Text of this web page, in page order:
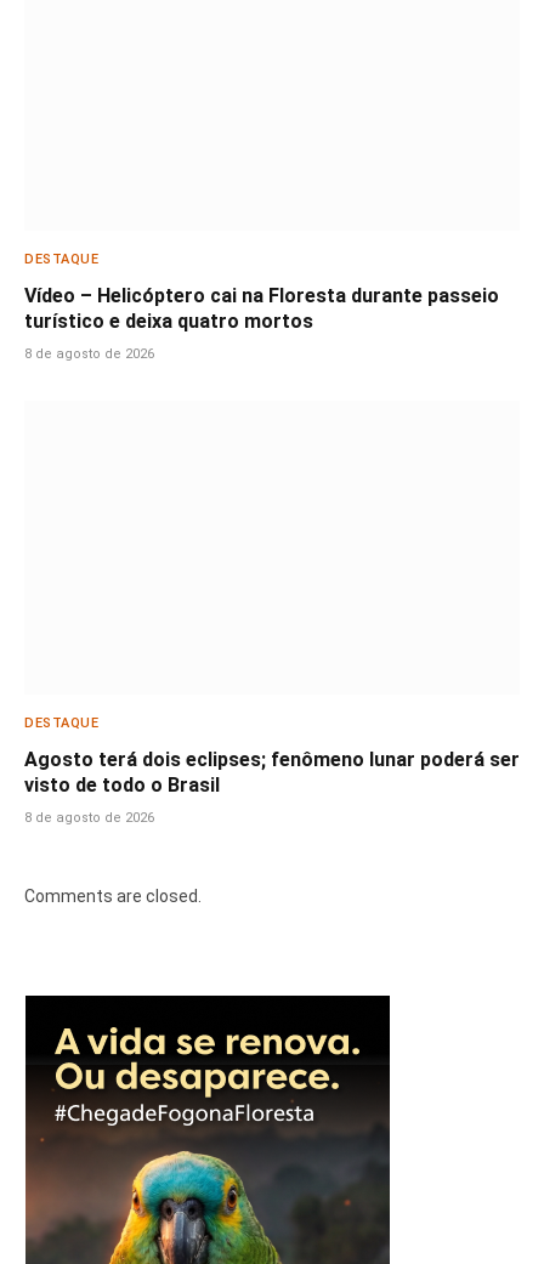
DESTAQUE
Vídeo – Helicóptero cai na Floresta durante passeio
turístico e deixa quatro mortos
8 de agosto de 2026
DESTAQUE
Agosto terá dois eclipses; fenômeno lunar poderá ser
visto de todo o Brasil
8 de agosto de 2026
Comments are closed.